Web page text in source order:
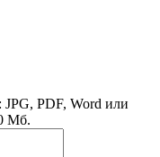
PDF, Word или
Мб.